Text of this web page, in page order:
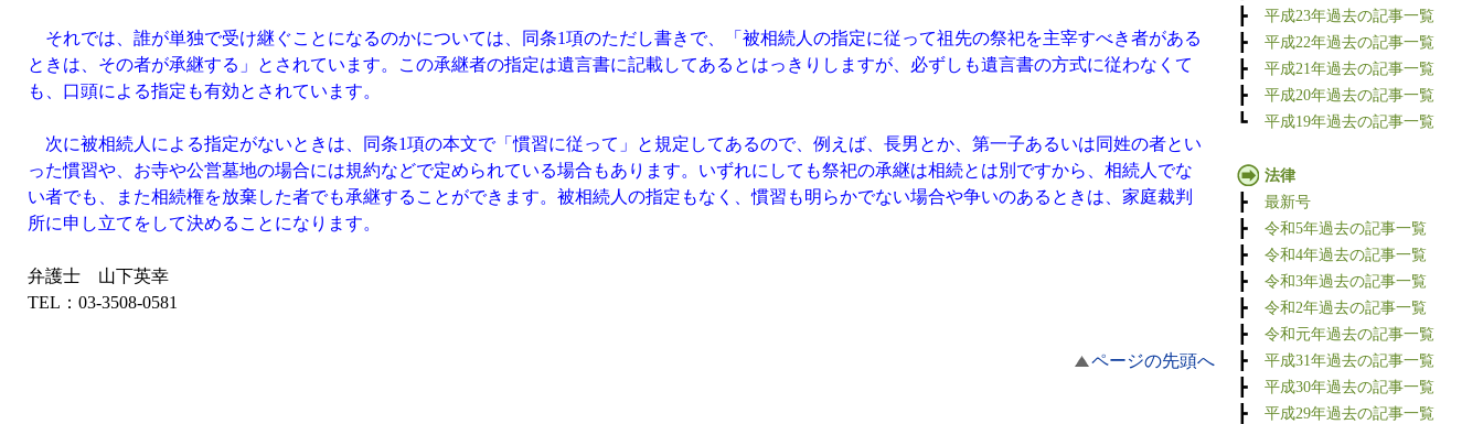
それでは、誰が単独で受け継ぐことになるのかについては、同条1項のただし書きで、「被相続人の指定に従って祖先の祭祀を主宰すべき者がある
ときは、その者が承継する」とされています。この承継者の指定は遺言書に記載してあるとはっきりしますが、必ずしも遺言書の方式に従わなくて
も、口頭による指定も有効とされています。
次に被相続人による指定がないときは、同条1項の本文で「慣習に従って」と規定してあるので、例えば、長男とか、第一子あるいは同姓の者とい
った慣習や、お寺や公営墓地の場合には規約などで定められている場合もあります。いずれにしても祭祀の承継は相続とは別ですから、相続人でな
い者でも、また相続権を放棄した者でも承継することができます。被相続人の指定もなく、慣習も明らかでない場合や争いのあるときは、家庭裁判
所に申し立てをして決めることになります。
弁護士 山下英幸
TEL：03-3508-0581
ページの先頭へ
┣ 平成23年過去の記事一覧
┣ 平成22年過去の記事一覧
┣ 平成21年過去の記事一覧
┣ 平成20年過去の記事一覧
┗ 平成19年過去の記事一覧
法律
┣ 最新号
┣ 令和5年過去の記事一覧
┣ 令和4年過去の記事一覧
┣ 令和3年過去の記事一覧
┣ 令和2年過去の記事一覧
┣ 令和元年過去の記事一覧
┣ 平成31年過去の記事一覧
┣ 平成30年過去の記事一覧
┣ 平成29年過去の記事一覧